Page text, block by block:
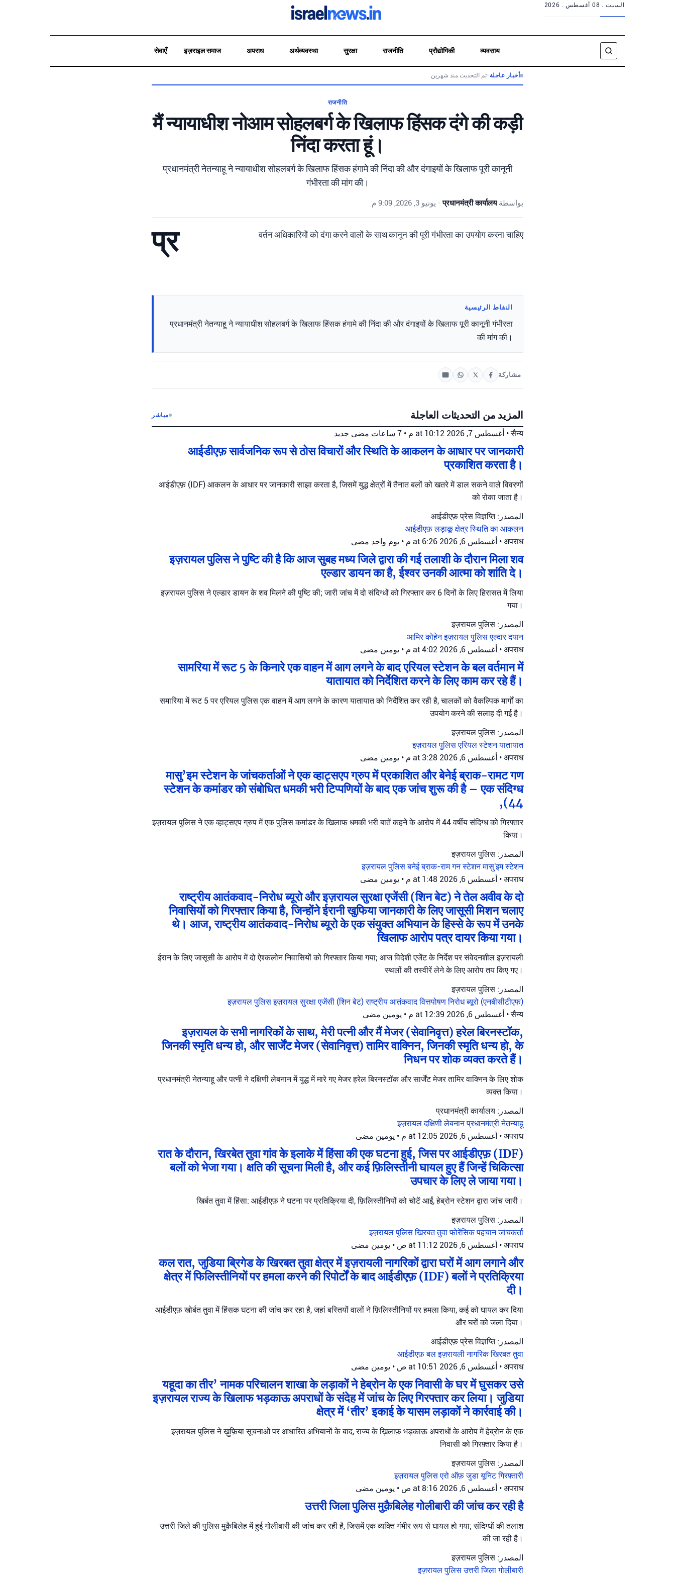
السبت . 08 أغسطس . 2026
व्यवसाय
प्रौद्योगिकी
राजनीति
सुरक्षा
अर्थव्यवस्था
अपराध
इज़राइल समाज
सेवाएँ
بحث
أخبار عاجلة •تم التحديث منذ شهرين
राजनीति
मैं न्यायाधीश नोआम सोहलबर्ग के खिलाफ हिंसक दंगे की कड़ी
निंदा करता हूं।
प्रधानमंत्री नेतन्याहू ने न्यायाधीश सोहलबर्ग के खिलाफ हिंसक हंगामे की निंदा की और दंगाइयों के खिलाफ पूरी कानूनी
गंभीरता की मांग की।
بواسطةप्रधानमंत्री कार्यालय
• يونيو 3, 2026, 9:09 م
प्र वर्तन अधिकारियों को दंगा करने वालों के साथ कानून की पूरी गंभीरता का उपयोग करना चाहिए
النقاط الرئيسية
प्रधानमंत्री नेतन्याहू ने न्यायाधीश सोहलबर्ग के खिलाफ हिंसक हंगामे की निंदा की और दंगाइयों के खिलाफ पूरी कानूनी गंभीरता
की मांग की।
مشاركة
المزيد من التحديثات العاجلة مباشر
सैन्य
• أغسطس 7, 2026 at 10:12 م • 7 ساعات مضى جديد
आईडीएफ़ सार्वजनिक रूप से ठोस विचारों और स्थिति के आकलन के आधार पर जानकारी
प्रकाशित करता है।
आईडीएफ़ (IDF) आकलन के आधार पर जानकारी साझा करता है, जिसमें युद्ध क्षेत्रों में तैनात बलों को खतरे में डाल सकने वाले विवरणों
को रोका जाता है।
المصدر: आईडीएफ़ प्रेस विज्ञप्ति
आईडीएफ़लड़ाकू क्षेत्रस्थिति का आकलन
अपराध
• أغسطس 6, 2026 at 6:26 م • يوم واحد مضى
इज़रायल पुलिस ने पुष्टि की है कि आज सुबह मध्य जिले द्वारा की गई तलाशी के दौरान मिला शव
एल्डार डायन का है, ईश्वर उनकी आत्मा को शांति दे।
इज़रायल पुलिस ने एल्डार डायन के शव मिलने की पुष्टि की; जारी जांच में दो संदिग्धों को गिरफ्तार कर 6 दिनों के लिए हिरासत में लिया
गया।
المصدر: इज़रायल पुलिस
आमिर कोहेनइज़रायल पुलिसएल्दार दयान
अपराध
• أغسطس 6, 2026 at 4:02 م • يومين مضى
सामरिया में रूट 5 के किनारे एक वाहन में आग लगने के बाद एरियल स्टेशन के बल वर्तमान में
यातायात को निर्देशित करने के लिए काम कर रहे हैं।
समारिया में रूट 5 पर एरियल पुलिस एक वाहन में आग लगने के कारण यातायात को निर्देशित कर रही है, चालकों को वैकल्पिक मार्गों का
उपयोग करने की सलाह दी गई है।
المصدر: इज़रायल पुलिस
इज़रायल पुलिसएरियल स्टेशनयातायात
अपराध
• أغسطس 6, 2026 at 3:28 م • يومين مضى
मासु’इम स्टेशन के जांचकर्ताओं ने एक व्हाट्सएप ग्रुप में प्रकाशित और बेनेई ब्राक-रामट गण
स्टेशन के कमांडर को संबोधित धमकी भरी टिप्पणियों के बाद एक जांच शुरू की है – एक संदिग्ध
(44,
इज़रायल पुलिस ने एक व्हाट्सएप ग्रुप में एक पुलिस कमांडर के खिलाफ धमकी भरी बातें कहने के आरोप में 44 वर्षीय संदिग्ध को गिरफ्तार
किया।
المصدر: इज़रायल पुलिस
इज़रायल पुलिसबनेई ब्राक-राम गन स्टेशनमासु'इम स्टेशन
अपराध
• أغسطس 6, 2026 at 1:48 م • يومين مضى
राष्ट्रीय आतंकवाद-निरोध ब्यूरो और इज़रायल सुरक्षा एजेंसी (शिन बेट) ने तेल अवीव के दो
निवासियों को गिरफ्तार किया है, जिन्होंने ईरानी खुफिया जानकारी के लिए जासूसी मिशन चलाए
थे। आज, राष्ट्रीय आतंकवाद-निरोध ब्यूरो के एक संयुक्त अभियान के हिस्से के रूप में उनके
खिलाफ आरोप पत्र दायर किया गया।
ईरान के लिए जासूसी के आरोप में दो ऐश्कलोन निवासियों को गिरफ्तार किया गया; आज विदेशी एजेंट के निर्देश पर संवेदनशील इज़रायली
स्थलों की तस्वीरें लेने के लिए आरोप तय किए गए।
المصدر: इज़रायल पुलिस
इज़रायल पुलिसइज़रायल सुरक्षा एजेंसी (शिन बेट)राष्ट्रीय आतंकवाद वित्तपोषण निरोध ब्यूरो (एनबीसीटीएफ)
सैन्य
• أغسطس 6, 2026 at 12:39 م • يومين مضى
इज़रायल के सभी नागरिकों के साथ, मेरी पत्नी और मैं मेजर (सेवानिवृत्त) हरेल बिरनस्टॉक,
जिनकी स्मृति धन्य हो, और सार्जेंट मेजर (सेवानिवृत्त) तामिर वाक्निन, जिनकी स्मृति धन्य हो, के
निधन पर शोक व्यक्त करते हैं।
प्रधानमंत्री नेतन्याहू और पत्नी ने दक्षिणी लेबनान में युद्ध में मारे गए मेजर हरेल बिरनस्टॉक और सार्जेंट मेजर तामिर वाक्निन के लिए शोक
व्यक्त किया।
المصدر: प्रधानमंत्री कार्यालय
इज़रायलदक्षिणी लेबनानप्रधानमंत्री नेतन्याहू
अपराध
• أغسطس 6, 2026 at 12:05 م • يومين مضى
रात के दौरान, खिरबेत तुवा गांव के इलाके में हिंसा की एक घटना हुई, जिस पर आईडीएफ़ (IDF)
बलों को भेजा गया। क्षति की सूचना मिली है, और कई फ़िलिस्तीनी घायल हुए हैं जिन्हें चिकित्सा
उपचार के लिए ले जाया गया।
खिर्बत तुवा में हिंसा: आईडीएफ़ ने घटना पर प्रतिक्रिया दी, फ़िलिस्तीनियों को चोटें आईं, हेब्रोन स्टेशन द्वारा जांच जारी।
المصدر: इज़रायल पुलिस
इज़रायल पुलिसखिरबत तुवाफोरेंसिक पहचान जांचकर्ता
अपराध
• أغسطس 6, 2026 at 11:12 ص • يومين مضى
कल रात, जुडिया ब्रिगेड के खिरबत तुवा क्षेत्र में इज़रायली नागरिकों द्वारा घरों में आग लगाने और
क्षेत्र में फिलिस्तीनियों पर हमला करने की रिपोर्टों के बाद आईडीएफ़ (IDF) बलों ने प्रतिक्रिया
दी।
आईडीएफ़ खोर्बत तुवा में हिंसक घटना की जांच कर रहा है, जहां बस्तियों वालों ने फ़िलिस्तीनियों पर हमला किया, कई को घायल कर दिया
और घरों को जला दिया।
المصدر: आईडीएफ़ प्रेस विज्ञप्ति
आईडीएफ़ बलइज़रायली नागरिकखिरबत तुवा
अपराध
• أغسطس 6, 2026 at 10:51 ص • يومين مضى
यहूदा का तीर’ नामक परिचालन शाखा के लड़ाकों ने हेब्रोन के एक निवासी के घर में घुसकर उसे
इज़रायल राज्य के खिलाफ भड़काऊ अपराधों के संदेह में जांच के लिए गिरफ्तार कर लिया। जुडिया
क्षेत्र में ‘तीर’ इकाई के यासम लड़ाकों ने कार्रवाई की।
इज़रायल पुलिस ने ख़ुफ़िया सूचनाओं पर आधारित अभियानों के बाद, राज्य के ख़िलाफ़ भड़काऊ अपराधों के आरोप में हेब्रोन के एक
निवासी को गिरफ़्तार किया है।
المصدر: इज़रायल पुलिस
इज़रायल पुलिसएरो ऑफ़ जुडा यूनिटगिरफ़्तारी
अपराध
• أغسطس 6, 2026 at 8:16 ص • يومين مضى
उत्तरी जिला पुलिस मुक़ैबिलेह गोलीबारी की जांच कर रही है
उत्तरी जिले की पुलिस मुक़ैबिलेह में हुई गोलीबारी की जांच कर रही है, जिसमें एक व्यक्ति गंभीर रूप से घायल हो गया; संदिग्धों की तलाश
की जा रही है।
المصدر: इज़रायल पुलिस
इज़रायल पुलिसउत्तरी जिलागोलीबारी